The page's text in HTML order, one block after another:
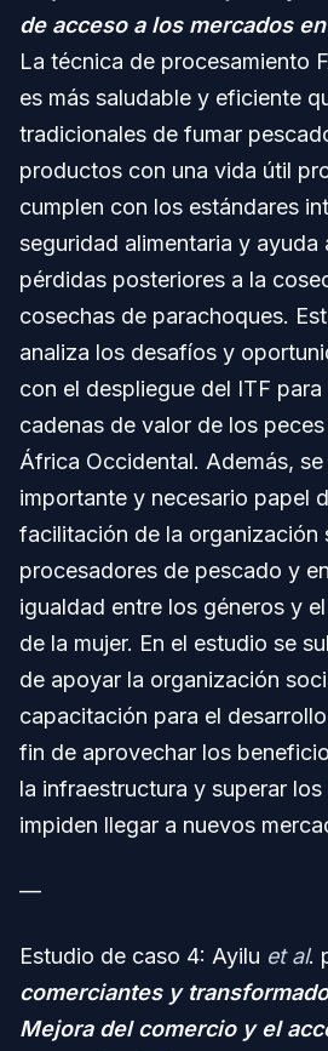
de acceso a los mercados
La técnica de procesamiento
es más saludable y eficiente
tradicionales de fumar
productos con una vida útil
cumplen con los estándares
seguridad alimentaria y ayuda
pérdidas posteriores a la
cosechas de parachoques.
analiza los desafíos y
con el despliegue del ITF para
cadenas de valor de los
África Occidental. Además, se
importante y necesario papel
facilitación de la organización
procesadores de pescado y
igualdad entre los géneros y
de la mujer. En el estudio se
de apoyar la organización
capacitación para el
fin de aprovechar los
la infraestructura y superar
impiden llegar a nuevos
—
Estudio de caso 4: Ayilu et al.
comerciantes y
Mejora del comercio y el